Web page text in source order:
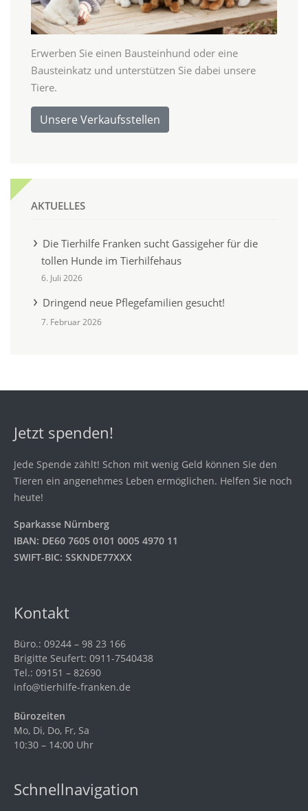
Erwerben Sie einen Bausteinhund oder eine
Bausteinkatz und unterstützen Sie dabei unsere
Tiere.
Unsere Verkaufsstellen
AKTUELLES
Die Tierhilfe Franken sucht Gassigeher für die
tollen Hunde im Tierhilfehaus
6. Juli 2026
Dringend neue Pflegefamilien gesucht!
7. Februar 2026
Jetzt spenden!
Jede Spende zählt! Schon mit wenig Geld können Sie den
Tieren ein angenehmes Leben ermöglichen. Helfen Sie noch
heute!
Sparkasse Nürnberg
IBAN: DE60 7605 0101 0005 4970 11
SWIFT-BIC: SSKNDE77XXX
Kontakt
Büro.: 09244 – 98 23 166
Brigitte Seufert: 0911-7540438
Tel.: 09151 – 82690
info@tierhilfe-franken.de
Bürozeiten
Mo, Di, Do, Fr, Sa
10:30 – 14:00 Uhr
Schnellnavigation